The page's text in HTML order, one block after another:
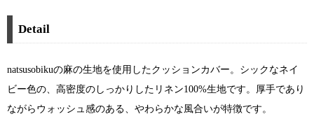
Detail
natsusobikuの麻の生地を使用したクッションカバー。シックなネイ
ビー色の、高密度のしっかりしたリネン100%生地です。厚手であり
ながらウォッシュ感のある、やわらかな風合いが特徴です。